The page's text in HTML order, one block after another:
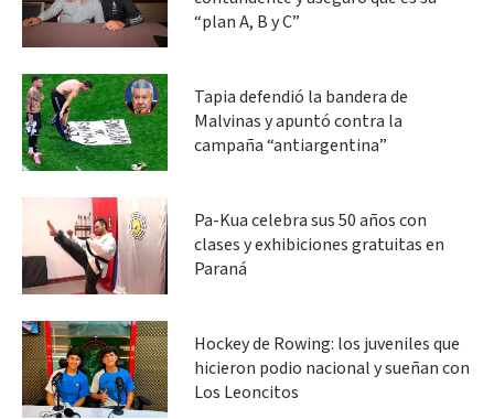
“plan A, B y C”
Tapia defendió la bandera de
Malvinas y apuntó contra la
campaña “antiargentina”
Pa-Kua celebra sus 50 años con
clases y exhibiciones gratuitas en
Paraná
Hockey de Rowing: los juveniles que
hicieron podio nacional y sueñan con
Los Leoncitos